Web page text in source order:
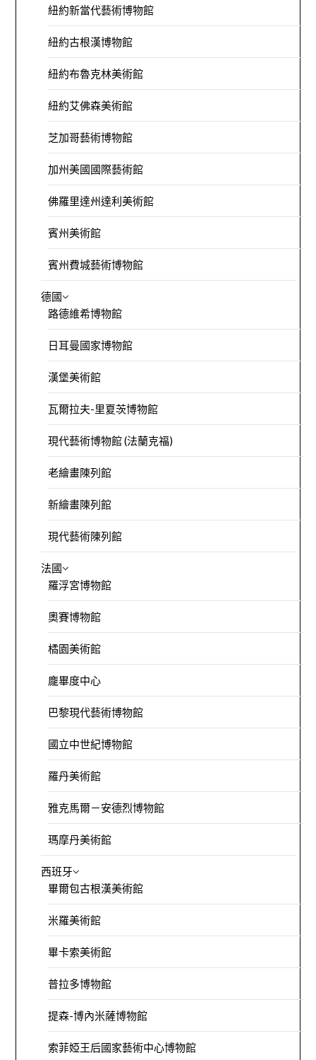
紐約新當代藝術博物館
紐約古根漢博物館
紐約布魯克林美術館
紐約艾佛森美術館
芝加哥藝術博物館
加州美國國際藝術館
佛羅里達州達利美術館
賓州美術館
賓州費城藝術博物館
德國
路德維希博物館
日耳曼國家博物館
漢堡美術館
瓦爾拉夫-里夏茨博物館
現代藝術博物館 (法蘭克福)
老繪畫陳列館
新繪畫陳列館
現代藝術陳列館
法國
羅浮宮博物館
奧賽博物館
橘園美術館
龐畢度中心
巴黎現代藝術博物館
國立中世紀博物館
羅丹美術館
雅克馬爾－安德烈博物館
瑪摩丹美術館
西班牙
畢爾包古根漢美術館
米羅美術館
畢卡索美術館
普拉多博物館
提森-博內米薩博物館
索菲婭王后國家藝術中心博物館